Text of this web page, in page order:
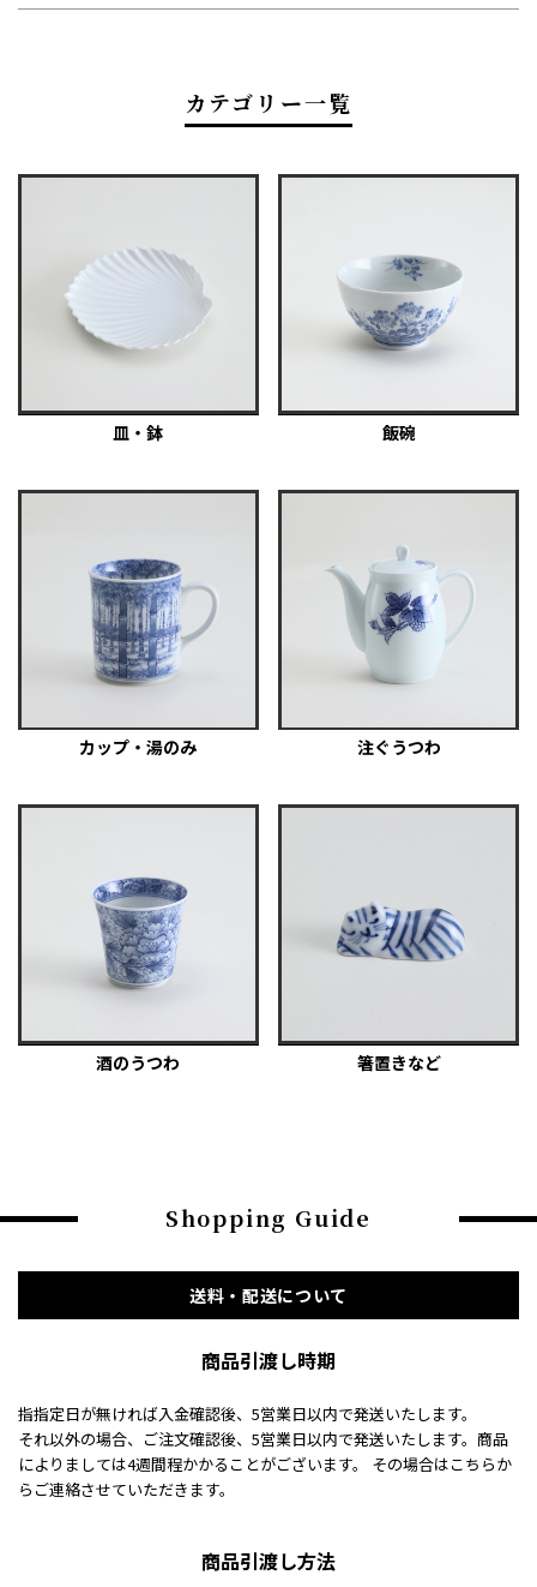
カテゴリー一覧
皿・鉢 飯碗
カップ・湯のみ 注ぐうつわ
酒のうつわ 箸置きなど
Shopping Guide
送料・配送について
商品引渡し時期
指指定日が無ければ入金確認後、5営業日以内で発送いたします。
それ以外の場合、ご注文確認後、5営業日以内で発送いたします。商品
によりましては4週間程かかることがございます。 その場合はこちらか
らご連絡させていただきます。
商品引渡し方法